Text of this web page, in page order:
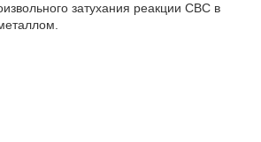
затухания реакции СВС в